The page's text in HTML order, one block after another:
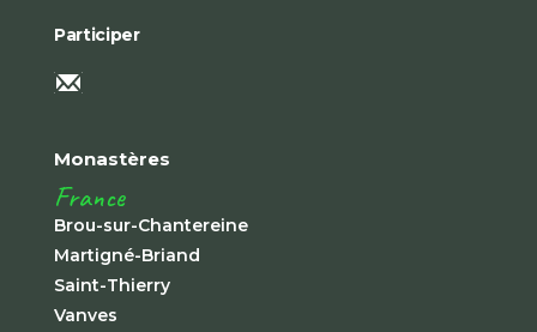
Participer
Monastères
France
Brou-sur-Chantereine
Martigné-Briand
Saint-Thierry
Vanves